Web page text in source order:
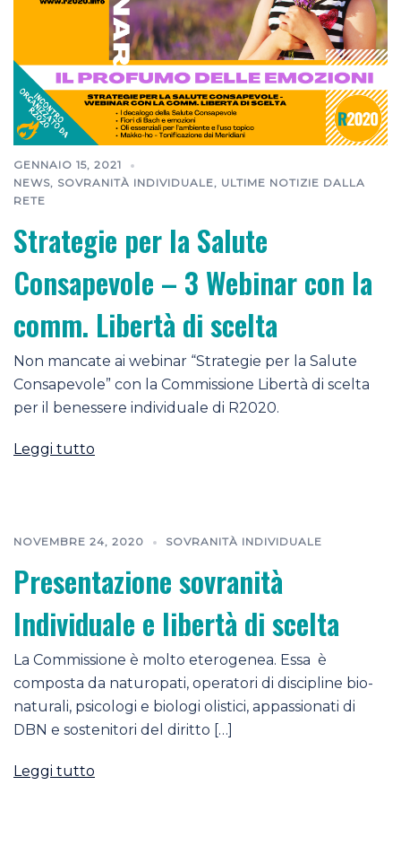
GENNAIO 15, 2021
NEWS, SOVRANITÀ INDIVIDUALE, ULTIME NOTIZIE DALLA
RETE
Strategie per la Salute
Consapevole – 3 Webinar con la
comm. Libertà di scelta
Non mancate ai webinar “Strategie per la Salute
Consapevole” con la Commissione Libertà di scelta
per il benessere individuale di R2020.
Leggi tutto
NOVEMBRE 24, 2020 SOVRANITÀ INDIVIDUALE
Presentazione sovranità
Individuale e libertà di scelta
La Commissione è molto eterogenea. Essa è
composta da naturopati, operatori di discipline bio-
naturali, psicologi e biologi olistici, appassionati di
DBN e sostenitori del diritto […]
Leggi tutto